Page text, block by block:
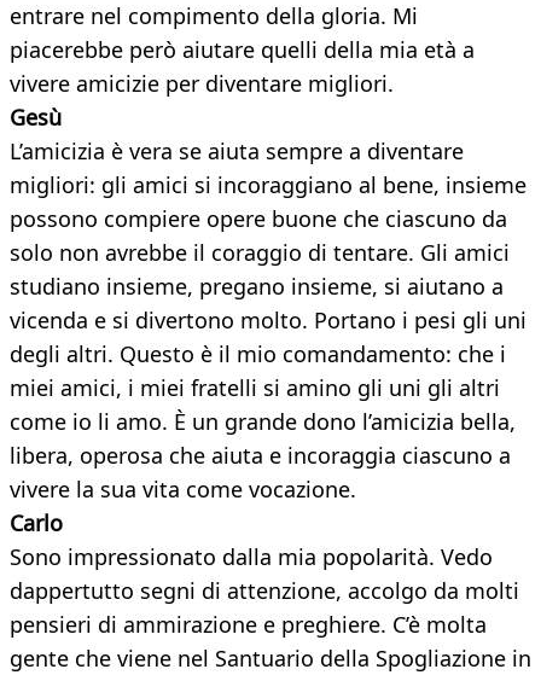
entrare nel compimento della gloria. Mi
piacerebbe però aiutare quelli della mia età a
vivere amicizie per diventare migliori.
Gesù
L’amicizia è vera se aiuta sempre a diventare
migliori: gli amici si incoraggiano al bene, insieme
possono compiere opere buone che ciascuno da
solo non avrebbe il coraggio di tentare. Gli amici
studiano insieme, pregano insieme, si aiutano a
vicenda e si divertono molto. Portano i pesi gli uni
degli altri. Questo è il mio comandamento: che i
miei amici, i miei fratelli si amino gli uni gli altri
come io li amo. È un grande dono l’amicizia bella,
libera, operosa che aiuta e incoraggia ciascuno a
vivere la sua vita come vocazione.
Carlo
Sono impressionato dalla mia popolarità. Vedo
dappertutto segni di attenzione, accolgo da molti
pensieri di ammirazione e preghiere. C’è molta
gente che viene nel Santuario della Spogliazione in